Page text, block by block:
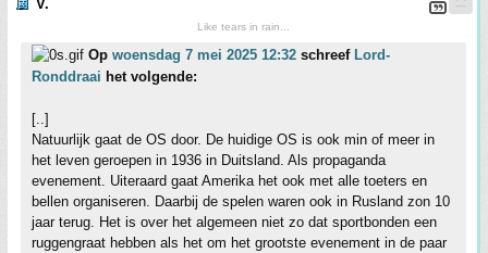
V.
Like tears in rain...
Op woensdag 7 mei 2025 12:32 schreef Lord-
Ronddraai het volgende:
[..]
Natuurlijk gaat de OS door. De huidige OS is ook min of meer in
het leven geroepen in 1936 in Duitsland. Als propaganda
evenement. Uiteraard gaat Amerika het ook met alle toeters en
bellen organiseren. Daarbij de spelen waren ook in Rusland zon 10
jaar terug. Het is over het algemeen niet zo dat sportbonden een
ruggengraat hebben als het om het grootste evenement in de paar